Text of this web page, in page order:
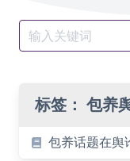
Search
for:
标签： 包养
包养话题在舆